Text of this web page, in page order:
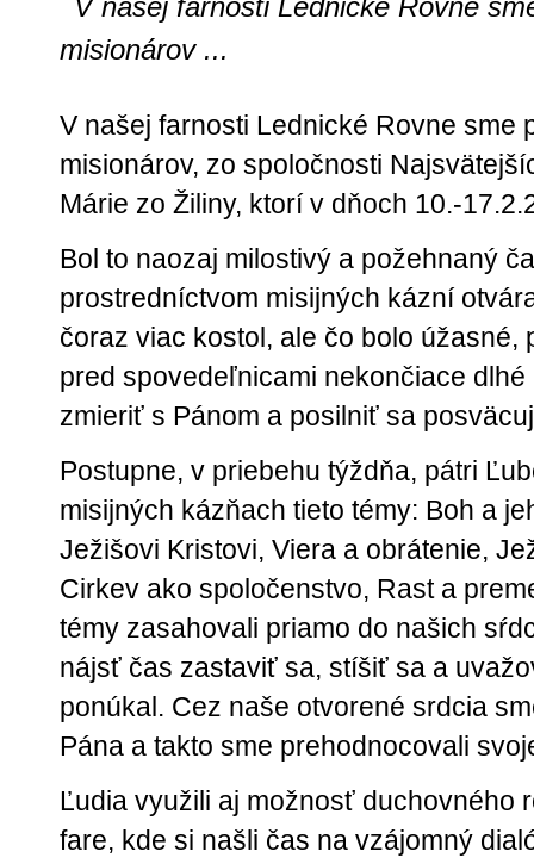
V našej farnosti Lednické Rovne
misionárov ...
V našej farnosti Lednické Rovne sme
misionárov, zo spoločnosti
Márie zo Žiliny, ktorí v dňoch 10.-
Bol to naozaj milostivý a požehnaný
prostredníctvom misijných kázní
čoraz viac kostol, ale čo bolo úžasné,
pred spovedeľnicami nekončiace
zmieriť s Pánom a posilniť sa
Postupne, v priebehu týždňa, pátri
misijných kázňach tieto témy: Boh a
Ježišovi Kristovi, Viera a obrátenie,
Cirkev ako spoločenstvo, Rast a
témy zasahovali priamo do našich
nájsť čas zastaviť sa, stíšiť sa a
ponúkal. Cez naše otvorené srdcia
Pána a takto sme prehodnocovali
Ľudia využili aj možnosť duchovného
fare, kde si našli čas na vzájomný